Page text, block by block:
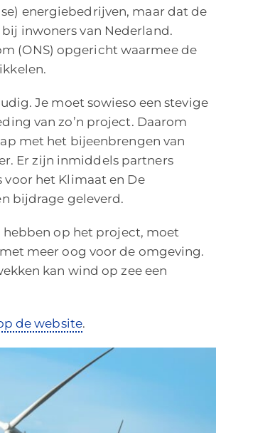
energiebedrijven, maar dat de
inwoners van Nederland.
(ONS) opgericht waarmee de
Je moet sowieso een stevige
van zo’n project. Daarom
met het bijeenbrengen van
Er zijn inmiddels partners
voor het Klimaat en De
bijdrage geleverd.
hebben op het project, moet
meer oog voor de omgeving.
kan wind op zee een
de website.